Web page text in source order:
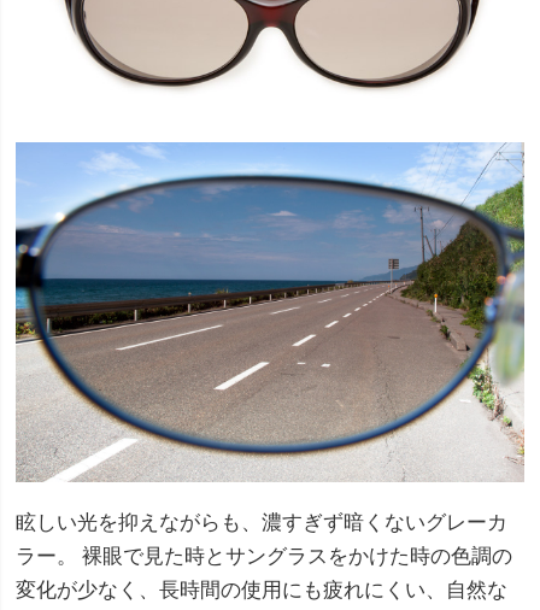
眩しい光を抑えながらも、濃すぎず暗くないグレーカ
ラー。 裸眼で見た時とサングラスをかけた時の色調の
変化が少なく、長時間の使用にも疲れにくい、自然な